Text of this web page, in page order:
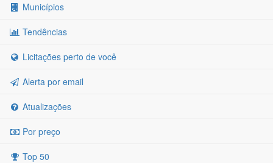
Municípios
Tendências
Licitações perto de você
Alerta por email
Atualizações
Por preço
Top 50